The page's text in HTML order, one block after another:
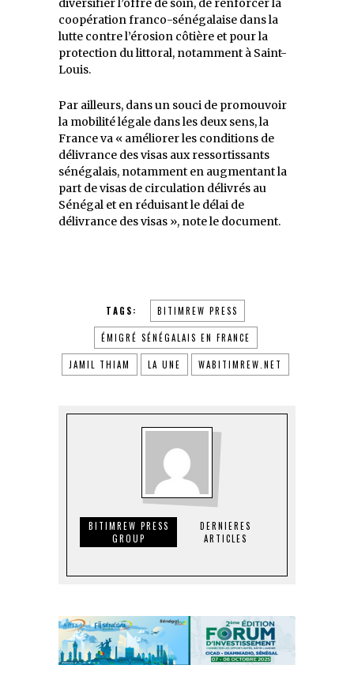
coopération franco-sénégalaise dans la
lutte contre l’érosion côtière et pour la
protection du littoral, notamment à Saint-
Louis.
Par ailleurs, dans un souci de promouvoir
la mobilité légale dans les deux sens, la
France va « améliorer les conditions de
délivrance des visas aux ressortissants
sénégalais, notamment en augmentant la
part de visas de circulation délivrés au
Sénégal et en réduisant le délai de
délivrance des visas », note le document.
TAGS: BITIMREW PRESS
ÉMIGRÉ SÉNÉGALAIS EN FRANCE
JAMIL THIAM LA UNE WABITIMREW.NET
BITIMREW PRESS
GROUP
DERNIERES
ARTICLES